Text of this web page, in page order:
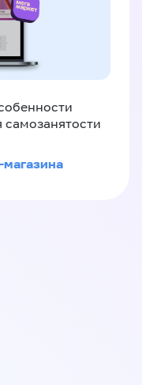
магазина